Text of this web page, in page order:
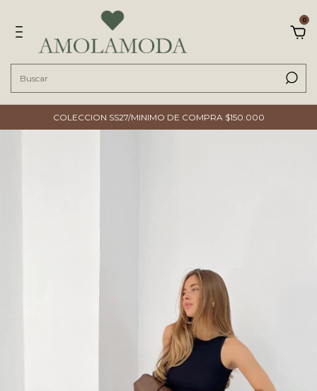
0
COLECCION SS27/MINIMO DE COMPRA $150.000